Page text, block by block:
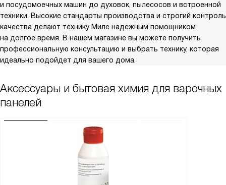
и посудомоечных машин до духовок, пылесосов и встроенной
техники. Высокие стандарты производства и строгий контроль
качества делают технику Миле надежным помощником
на долгое время. В нашем магазине вы можете получить
профессиональную консультацию и выбрать технику, которая
идеально подойдет для вашего дома.
Аксессуары и бытовая химия для варочных
панелей